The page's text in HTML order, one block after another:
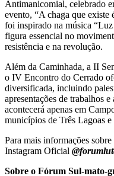
Antimanicomial, celebrado
evento, “A chaga que existe
foi inspirado na música
figura essencial no
resistência e na revolução.
Além da Caminhada, a II
o IV Encontro do Cerrado
diversificada, incluindo
apresentações de trabalhos
acontecerá apenas em
municípios de Três Lagoas
Para mais informações
Instagram Oficial
Sobre o Fórum Sul-mato-